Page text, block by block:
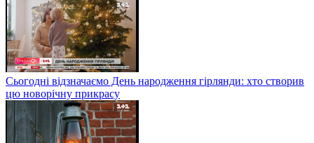
Сьогодні відзначаємо День народження гірлянди: хто створив
цю новорічну прикрасу